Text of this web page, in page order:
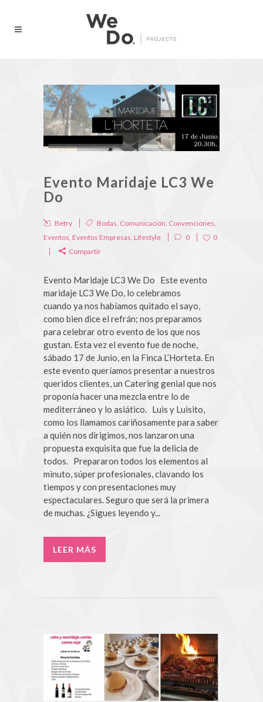
Evento Maridaje LC3 We
Do
Betry Bodas, Comunicación, Convenciones,
Eventos, Eventos Empresas, Lifestyle 0
0
Compartir
Evento Maridaje LC3 We Do Este evento
maridaje LC3 We Do, lo celebramos
cuando ya nos habíamos quitado el sayo,
como bien dice el refrán; nos preparamos
para celebrar otro evento de los que nos
gustan. Esta vez el evento fue de noche,
sábado 17 de Junio, en la Finca L’Horteta. En
este evento queríamos presentar a nuestros
queridos clientes, un Catering genial que nos
proponía hacer una mezcla entre lo de
mediterráneo y lo asiático. Luis y Luisito,
como los llamamos cariñosamente para saber
a quién nos dirigimos, nos lanzaron una
propuesta exquisita que fue la delicia de
todos. Prepararon todos los elementos al
minuto, súper profesionales, clavando los
tiempos y con presentaciones muy
espectaculares. Seguro que será la primera
de muchas. ¿Sigues leyendo y...
LEER MÁS